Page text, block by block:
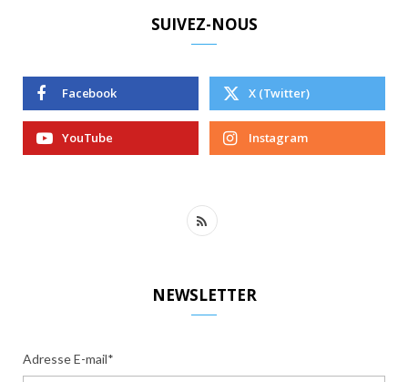
SUIVEZ-NOUS
Facebook X (Twitter)
YouTube Instagram
R
NEWSLETTER
Adresse E-mail*